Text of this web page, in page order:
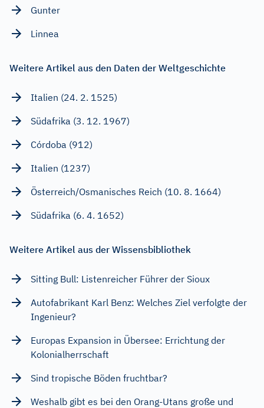
Gunter
Linnea
Weitere Artikel aus den Daten der Weltgeschichte
Italien (24. 2. 1525)
Südafrika (3. 12. 1967)
Córdoba (912)
Italien (1237)
Österreich/Osmanisches Reich (10. 8. 1664)
Südafrika (6. 4. 1652)
Weitere Artikel aus der Wissensbibliothek
Sitting Bull: Listenreicher Führer der Sioux
Autofabrikant Karl Benz: Welches Ziel verfolgte der
Ingenieur?
Europas Expansion in Übersee: Errichtung der
Kolonialherrschaft
Sind tropische Böden fruchtbar?
Weshalb gibt es bei den Orang-Utans große und